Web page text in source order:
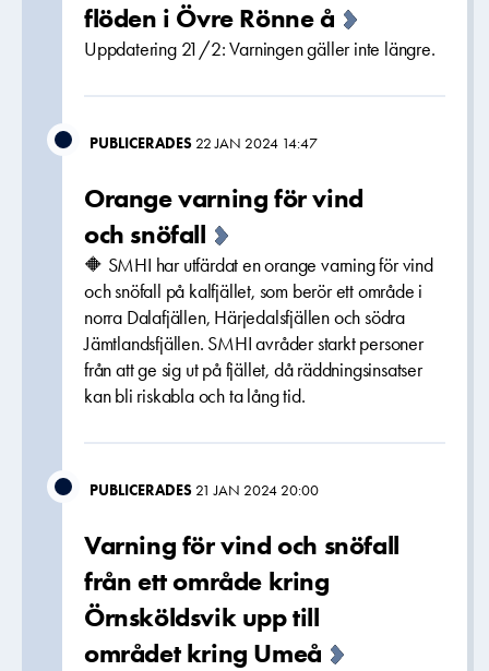
flöden i Övre Rönne å
Uppdatering 21/2: Varningen gäller inte längre.
PUBLICERADES 22 JAN 2024 14:47
Orange varning för vind
och snöfall
🔶 SMHI har utfärdat en orange varning för vind
och snöfall på kalfjället, som berör ett område i
norra Dalafjällen, Härjedalsfjällen och södra
Jämtlandsfjällen. SMHI avråder starkt personer
från att ge sig ut på fjället, då räddningsinsatser
kan bli riskabla och ta lång tid.
PUBLICERADES 21 JAN 2024 20:00
Varning för vind och snöfall
från ett område kring
Örnsköldsvik upp till
området kring Umeå